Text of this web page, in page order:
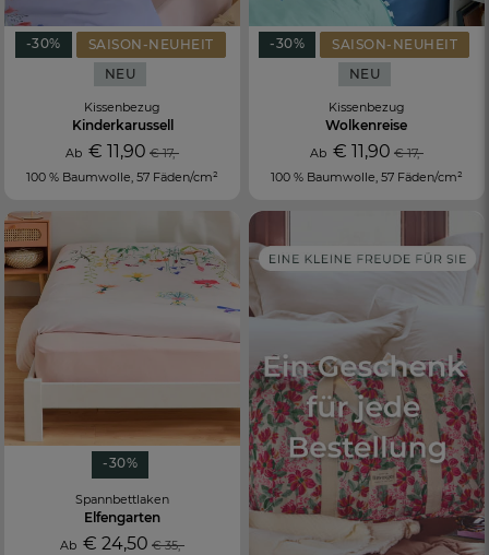
-30%
SAISON-NEUHEIT
NEU
Kissenbezug
Kinderkarussell
Ab€ 11,90 € 17,-
100 % Baumwolle, 57 Fäden/cm²
-30%
SAISON-NEUHEIT
NEU
Kissenbezug
Wolkenreise
Ab € 11,90 € 17,-
100 % Baumwolle, 57 Fäden/cm²
-30%
Spannbettlaken
Elfengarten
Ab€ 24,50 € 35,-